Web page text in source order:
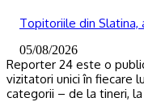
Topitoriile din Slatina,
05/08/2026
Reporter 24 este o
vizitatori unici în fiecare
categorii – de la tineri,